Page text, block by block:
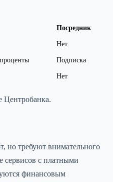
Посредник
Нет
Подписка
Нет
Центробанка.
но требуют внимательного
сервисов с платными
финансовым